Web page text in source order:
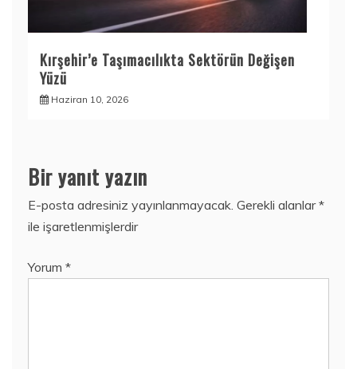
Kırşehir’e Taşımacılıkta Sektörün Değişen
Yüzü
Haziran 10, 2026
Bir yanıt yazın
E-posta adresiniz yayınlanmayacak. Gerekli alanlar*
ile işaretlenmişlerdir
Yorum *